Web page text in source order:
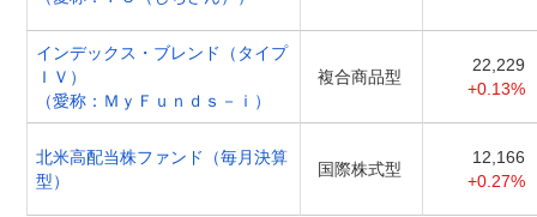
インデックス・ブレンド（タイプ
ＩＶ）
（愛称：ＭｙＦｕｎｄｓ－ｉ）
複合商品型
22,229
+0.13%
北米高配当株ファンド（毎月決算
型）
国際株式型
12,166
+0.27%